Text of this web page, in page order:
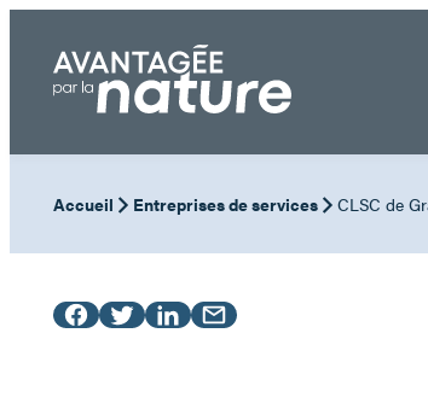
contenu
Accueil Entreprises de services CLSC de